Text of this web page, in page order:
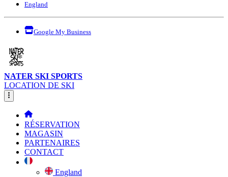
England
Google My Business
NATER SKI SPORTS
LOCATION DE SKI
RÉSERVATION
MAGASIN
PARTENAIRES
CONTACT
England